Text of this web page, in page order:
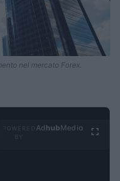
nel mercato Forex.
Ad hubMedia